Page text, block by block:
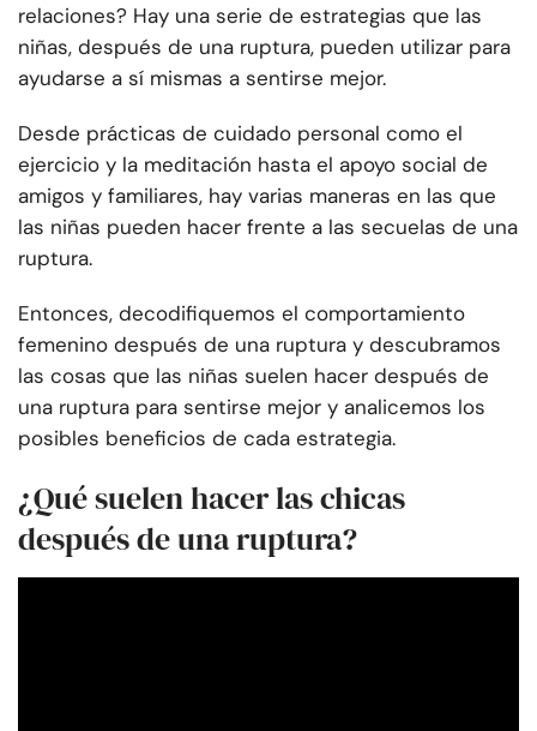
relaciones? Hay una serie de estrategias que las
niñas, después de una ruptura, pueden utilizar para
ayudarse a sí mismas a sentirse mejor.
Desde prácticas de cuidado personal como el
ejercicio y la meditación hasta el apoyo social de
amigos y familiares, hay varias maneras en las que
las niñas pueden hacer frente a las secuelas de una
ruptura.
Entonces, decodifiquemos el comportamiento
femenino después de una ruptura y descubramos
las cosas que las niñas suelen hacer después de
una ruptura para sentirse mejor y analicemos los
posibles beneficios de cada estrategia.
¿Qué suelen hacer las chicas
después de una ruptura?